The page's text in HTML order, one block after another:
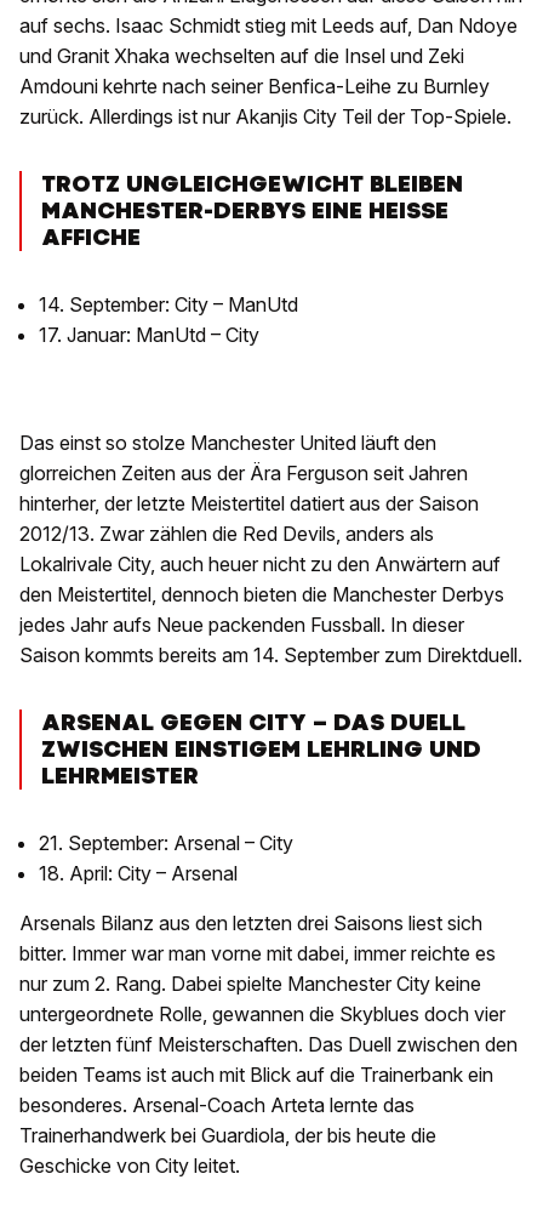
auf sechs. Isaac Schmidt stieg mit Leeds auf, Dan Ndoye
und Granit Xhaka wechselten auf die Insel und Zeki
Amdouni kehrte nach seiner Benfica-Leihe zu Burnley
zurück. Allerdings ist nur Akanjis City Teil der Top-Spiele.
TROTZ UNGLEICHGEWICHT BLEIBEN
MANCHESTER-DERBYS EINE HEISSE
AFFICHE
14. September: City – ManUtd
17. Januar: ManUtd – City
Das einst so stolze Manchester United läuft den
glorreichen Zeiten aus der Ära Ferguson seit Jahren
hinterher, der letzte Meistertitel datiert aus der Saison
2012/13. Zwar zählen die Red Devils, anders als
Lokalrivale City, auch heuer nicht zu den Anwärtern auf
den Meistertitel, dennoch bieten die Manchester Derbys
jedes Jahr aufs Neue packenden Fussball. In dieser
Saison kommts bereits am 14. September zum Direktduell.
ARSENAL GEGEN CITY – DAS DUELL
ZWISCHEN EINSTIGEM LEHRLING UND
LEHRMEISTER
21. September: Arsenal – City
18. April: City – Arsenal
Arsenals Bilanz aus den letzten drei Saisons liest sich
bitter. Immer war man vorne mit dabei, immer reichte es
nur zum 2. Rang. Dabei spielte Manchester City keine
untergeordnete Rolle, gewannen die Skyblues doch vier
der letzten fünf Meisterschaften. Das Duell zwischen den
beiden Teams ist auch mit Blick auf die Trainerbank ein
besonderes. Arsenal-Coach Arteta lernte das
Trainerhandwerk bei Guardiola, der bis heute die
Geschicke von City leitet.